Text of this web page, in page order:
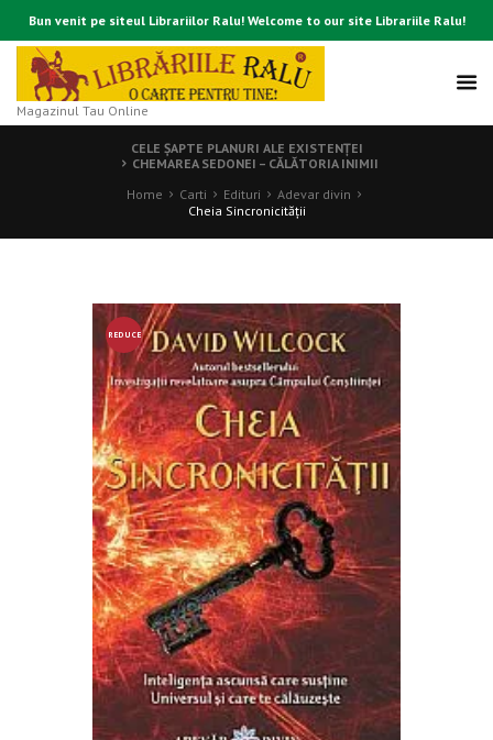
Bun venit pe siteul Librariilor Ralu! Welcome to our site Librariile Ralu!
Magazinul Tau Online
CELE ŞAPTE PLANURI ALE EXISTENŢEI
CHEMAREA SEDONEI – CĂLĂTORIA INIMII
Home
Carti Edituri
Adevar divin
Cheia Sincronicităţii
REDUCE
RE!